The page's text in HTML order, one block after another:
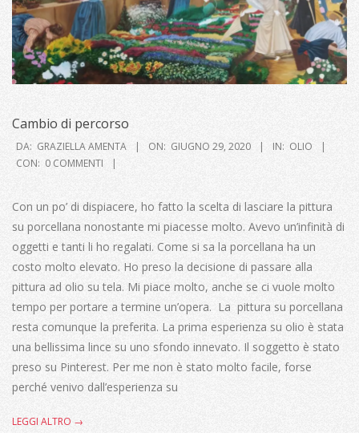
Cambio di percorso
2020-
06-
DA: GRAZIELLA AMENTA ON: GIUGNO 29, 2020 IN: OLIO
CON: 0 COMMENTI
Con un po’ di dispiacere, ho fatto la scelta di lasciare la pittura
su porcellana nonostante mi piacesse molto. Avevo un’infinità di
oggetti e tanti li ho regalati. Come si sa la porcellana ha un
costo molto elevato. Ho preso la decisione di passare alla
pittura ad olio su tela. Mi piace molto, anche se ci vuole molto
tempo per portare a termine un’opera. La pittura su porcellana
resta comunque la preferita. La prima esperienza su olio è stata
una bellissima lince su uno sfondo innevato. Il soggetto è stato
preso su Pinterest. Per me non è stato molto facile, forse
perché venivo dall’esperienza su
LEGGI ALTRO →